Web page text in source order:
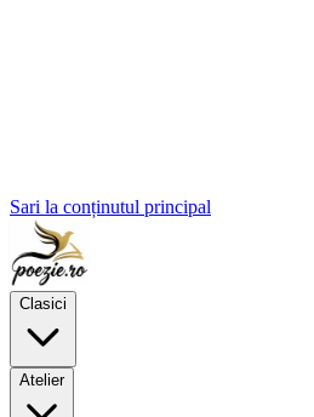
Sari la conținutul principal
Clasici
Atelier